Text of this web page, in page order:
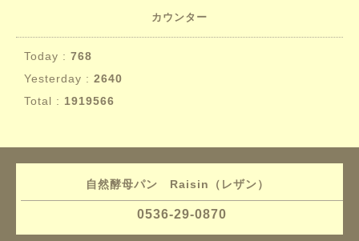
カウンター
Today : 768
Yesterday : 2640
Total : 1919566
自然酵母パン Raisin（レザン）
0536-29-0870